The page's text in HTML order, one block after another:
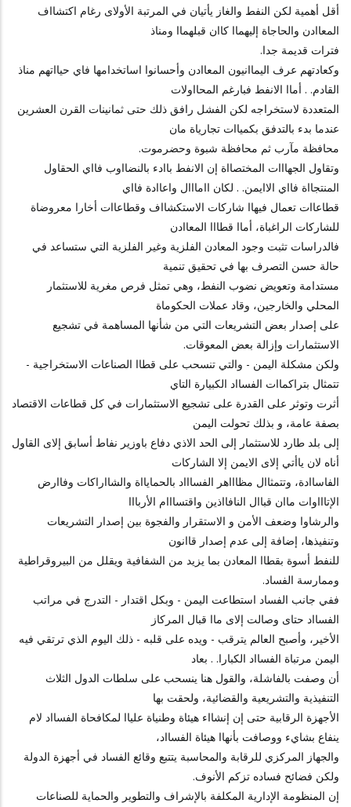
أقل أهمية لكن النفط والغاز يأتيان في المرتبة الأولاى رغام اكتشااف
المعاادن والحاجاة إليهماا كاان قبلهماا ومناذ
فترات قديمة جدا.
وكعادتهم عرف اليماانيون المعاادن وأحسانوا اساتخدامها فاي حيااتهم مناذ
القادم. . أماا الانفط فبارغم المحااولات
المتعددة لاستخراجه لكن الفشل رافق ذلك حتى ثمانينات القرن العشرين
عندما بدء بالتدفق بكمياات تجارياة مان
محافظة مآرب ثم محافظة شبوة وحضرموت.
وتقاول الجهااات المختصااة إن الانفط باادء بالنضااوب فااي الحقاول
المنتجااة فااي الاايمن. . لكان اامااال واعاادة فااي
قطاعاات تعمال فيهاا شاركات الاستكشااف وقطاعاات أخارا معروضاة
للشاركات الراغباة، أماا قطااا المعاادن
فالدراسات تثبت وجود المعادن الفلزية وغير الفلزية التي ستساعد في
حالة حسن التصرف بها في تحقيق تنمية
مستدامة وتعويض نضوب النفط، وهي تمثل فرص مغرية للاستثمار
المحلي والخارجين، وقاد عملات الحكوماة
على إصدار بعض التشريعات التي من شأنها المساهمة في تشجيع
الاستثمارات وإزالة بعض المعوقات.
ولكن مشكلة اليمن - والتي تنسحب على قطاا الصناعات الاستخراجية -
تتمثال بتراكماات الفسااد الكبيارة التاي
أثرت وتوثر على القدرة على تشجيع الاستثمارات في كل قطاعات الاقتصاد
بصفة عامة، و بذلك تحولت اليمن
إلى بلد طارد للاستثمار إلى الحد الاذي دفاع باوزير نفاط أسابق إلاى القاول
أناه لان ياأتي إلاى الايمن إلا الشاركات
الفاساادة، وتتمثاال مظاااهر الفساااد بالحمايااة والشااراكات وفاارض
الإتاااوات ماان قباال النافااذين واقتسااام الأربااا
والرشاوا وضعف الأمن و الاستقرار والفجوة بين إصدار التشريعات
وتنفيذها، إضافة إلى عدم إصدار قاانون
للنفط أسوة بقطاا المعادن بما يزيد من الشفافية ويقلل من البيروقراطية
وممارسة الفساد.
ففي جانب الفساد استطاعت اليمن - وبكل اقتدار - التدرج في مراتب
الفسااد حتاى وصالت إلاى ماا قبال المركاز
الأخير، وأصبح العالم يترقب - ويده على قلبه - ذلك اليوم الذي ترتقي فيه
اليمن مرتباة الفسااد الكبارا. . بعاد
أن وصفت بالفاشلة، والقول هنا ينسحب على سلطات الدول الثلاث
التنفيذية والتشريعية والقضائية، ولحقت بها
الأجهزة الرقابية حتى إن إنشااء هيئاة وطنياة علياا لمكافحاة الفسااد لام
ينفاع بشايء ووصافت بأنهاا هيئاة الفسااد،
والجهاز المركزي للرقابة والمحاسبة يتتبع وقائع الفساد في أجهزة الدولة
ولكن فضائح فساده تزكم الأنوف.
إن المنظومة الإدارية المكلفة بالإشراف والتطوير والحماية للصناعات